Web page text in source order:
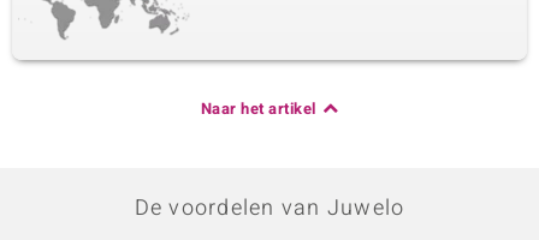
Naar het artikel
De voordelen van Juwelo